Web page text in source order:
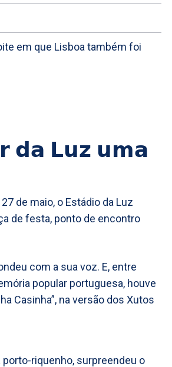
em que Lisboa também foi
𝗱𝗮 𝗟𝘂𝘇 𝘂𝗺𝗮
de maio, o Estádio da Luz
de festa, ponto de encontro
com a sua voz. E, entre
popular portuguesa, houve
Casinha”, na versão dos Xutos
riquenho, surpreendeu o